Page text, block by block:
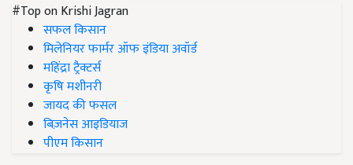
#Top on Krishi Jagran
सफल किसान
मिलेनियर फार्मर ऑफ इंडिया अवॉर्ड
महिंद्रा ट्रैक्टर्स
कृषि मशीनरी
जायद की फसल
बिज़नेस आइडियाज
पीएम किसान